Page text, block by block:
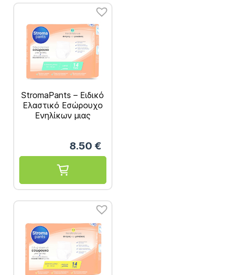
StromaPants – Ειδικό
Ελαστικό Εσώρουχο
Ενηλίκων μιας
8.50 €